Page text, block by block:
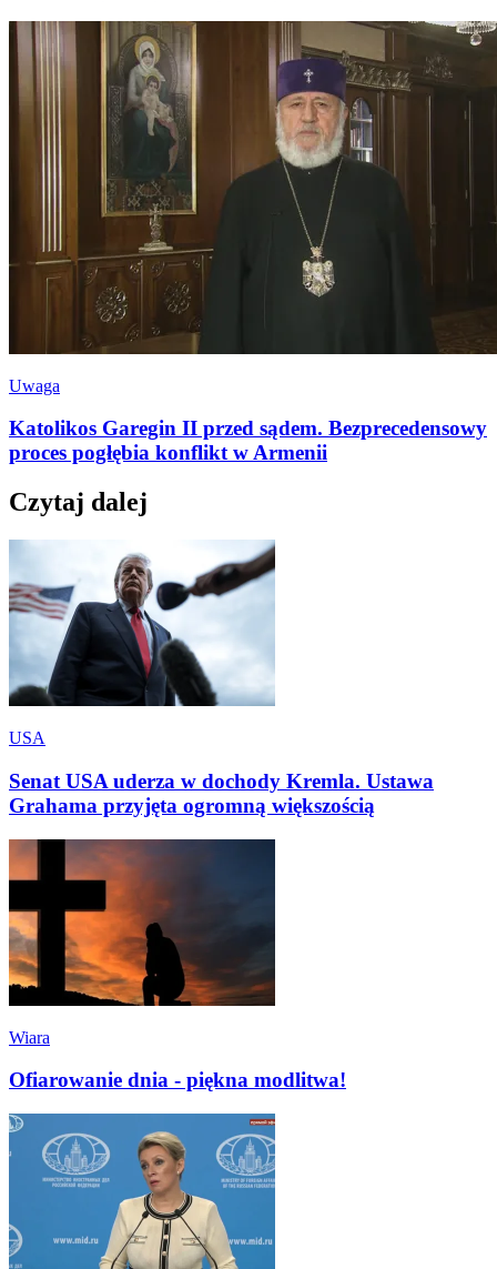
Uwaga
Katolikos Garegin II przed sądem. Bezprecedensowy
proces pogłębia konflikt w Armenii
Czytaj dalej
USA
Senat USA uderza w dochody Kremla. Ustawa
Grahama przyjęta ogromną większością
Wiara
Ofiarowanie dnia - piękna modlitwa!